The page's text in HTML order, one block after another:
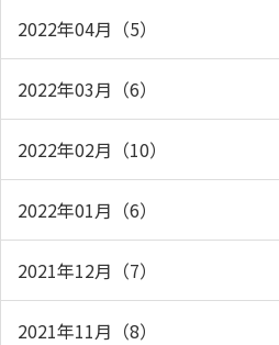
2022年04月（5）
2022年03月（6）
2022年02月（10）
2022年01月（6）
2021年12月（7）
2021年11月（8）